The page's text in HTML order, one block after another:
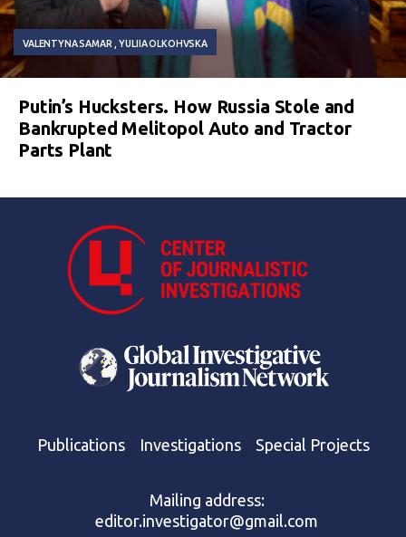
VALENTYNA SAMAR YULIIA OLKOHVSKA
Putin’s Hucksters. How Russia Stole and
Bankrupted Melitopol Auto and Tractor
Parts Plant
Publications Investigations Special Projects
Mailing address:
editor.investigator@gmail.com